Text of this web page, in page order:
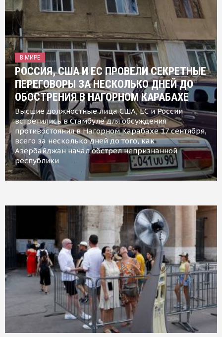
В МИРЕ
РОССИЯ, США И ЕС ПРОВЕЛИ СЕКРЕТНЫЕ
ПЕРЕГОВОРЫ ЗА НЕСКОЛЬКО ДНЕЙ ДО
ОБОСТРЕНИЯ В НАГОРНОМ КАРАБАХЕ
Высшие должностные лица США, ЕС и России
встретились в Стамбуле для обсуждения
противостояния в Нагорном Карабахе 17 сентября,
всего за несколько дней до того, как
Азербайджан начал обстрел непризнанной
республики